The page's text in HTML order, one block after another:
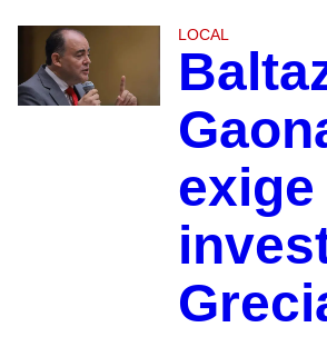
LOCAL
exige